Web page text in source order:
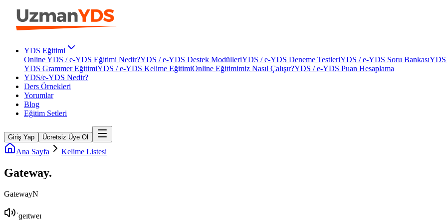
YDS Eğitimi
Online YDS / e-YDS Eğitimi Nedir?YDS / e-YDS Destek ModülleriYDS / e-YDS Deneme TestleriYDS / e-YDS Soru BankasıYDS
YDS Grammer EğitimiYDS / e-YDS Kelime EğitimiOnline Eğitimimiz Nasıl Çalışır?YDS / e-YDS Puan Hesaplama
YDS/e-YDS Nedir?
Ders Örnekleri
Yorumlar
Blog
Eğitim Setleri
Giriş Yap Ücretsiz Üye Ol
Ana Sayfa Kelime Listesi
Gateway.
GatewayN
ˈɡeɪtweɪ